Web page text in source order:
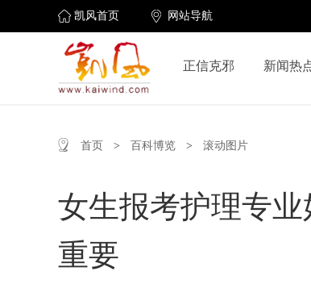
凯风首页 网站导航
正信克邪 新闻热
首页 > 百科博览 > 滚动图片
女生报考护理专
重要